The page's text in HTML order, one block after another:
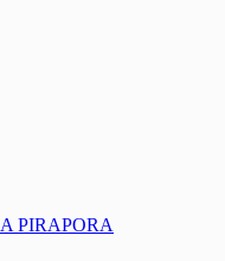
PIRAPORA